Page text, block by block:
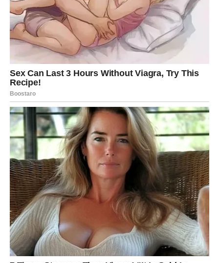
samo materijalnu korist, već i emotivnu sigurnost. Rak
konačno može da se opusti i shvati da nije sam, da postoji
oslonac i da se život brine o njemu. Ovaj priliv donosi
osećaj zahvalnosti i mira.
LAV – NOVAC KAO PRIZNANJE I
NAGRADA
Lavovima novac stiže kao potvrda njihove vrednosti. Ovo
može biti nagrada, povišica, bonus ili prilika da se njihov
trud konačno primeti i plati onako kako zaslužuju. Lav je
često davao više nego što je dobijao, ali sada se balans
vraća.
Ovaj priliv novca ne hrani samo vaš novčanik, već i vaše
samopouzdanje. Shvatate da ste na pravom putu i da se
vaš rad vidi. Ovo je period u kojem Lav može da uloži u
sebe – u planove, ideje ili nešto što mu donosi
zadovoljstvo i osećaj uspeha.